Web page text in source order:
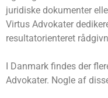
juridiske dokumenter
Virtus Advokater
resultatorienteret
I Danmark findes der
Advokater. Nogle af